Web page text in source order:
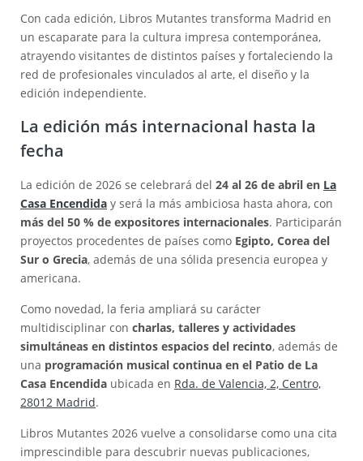
Con cada edición, Libros Mutantes transforma Madrid en
un escaparate para la cultura impresa contemporánea,
atrayendo visitantes de distintos países y fortaleciendo la
red de profesionales vinculados al arte, el diseño y la
edición independiente.
La edición más internacional hasta la
fecha
La edición de 2026 se celebrará del 24 al 26 de abril en La
Casa Encendida y será la más ambiciosa hasta ahora, con
más del 50 % de expositores internacionales. Participarán
proyectos procedentes de países como Egipto, Corea del
Sur o Grecia, además de una sólida presencia europea y
americana.
Como novedad, la feria ampliará su carácter
multidisciplinar con charlas, talleres y actividades
simultáneas en distintos espacios del recinto, además de
una programación musical continua en el Patio de La
Casa Encendida ubicada en Rda. de Valencia, 2, Centro,
28012 Madrid.
Libros Mutantes 2026 vuelve a consolidarse como una cita
imprescindible para descubrir nuevas publicaciones,